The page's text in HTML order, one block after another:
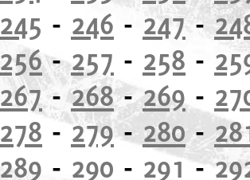
245 - 246 - 247-
256-257 - 258 -
267-268-269 -
278 -279- 280-
289 - 290 - 291-